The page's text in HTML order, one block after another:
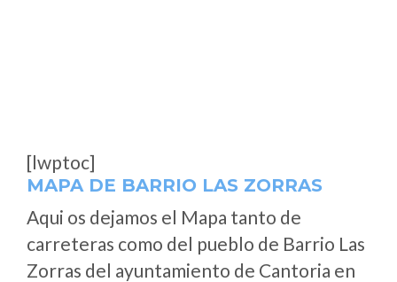
[lwptoc]
MAPA DE BARRIO LAS ZORRAS
Aqui os dejamos el Mapa tanto de
carreteras como del pueblo de Barrio Las
Zorras del ayuntamiento de Cantoria en